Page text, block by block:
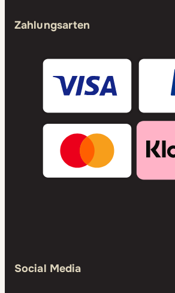
Zahlungsarten
Social Media